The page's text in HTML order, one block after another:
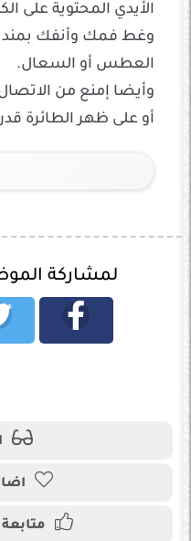
الأيدي المحتوية على
وغط فمك وأنفك
العطس أو السعال.
وأيضا إمنع من
أو على ظهر الطائرة
لمشاركة